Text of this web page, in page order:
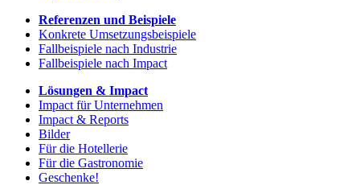
Referenzen und Beispiele
Konkrete Umsetzungsbeispiele
Fallbeispiele nach Industrie
Fallbeispiele nach Impact
Lösungen & Impact
Impact für Unternehmen
Impact & Reports
Bilder
Für die Hotellerie
Für die Gastronomie
Geschenke!